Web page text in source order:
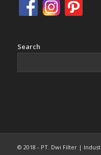
Search
© 2018 - PT. Dwi Filter |